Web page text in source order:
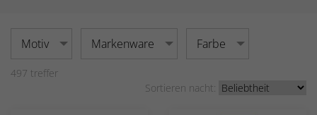
Motiv Markenware Farbe
497 treffer
Sortieren nacht: